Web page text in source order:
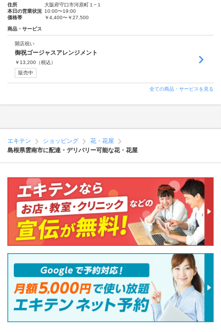
住所
大阪府守口市河原町１−１
本日の営業状況 10:00〜19:00
価格帯
￥4,400〜￥27,500
商品・サービス
開店祝い
御祝ゴージャスアレンジメント
￥ 13,200 （税込）
販売中
全ての商品・サービスを見る
エキテン ショッピング
花・花屋
島根県雲南市に配達・デリバリー可能な花・花屋